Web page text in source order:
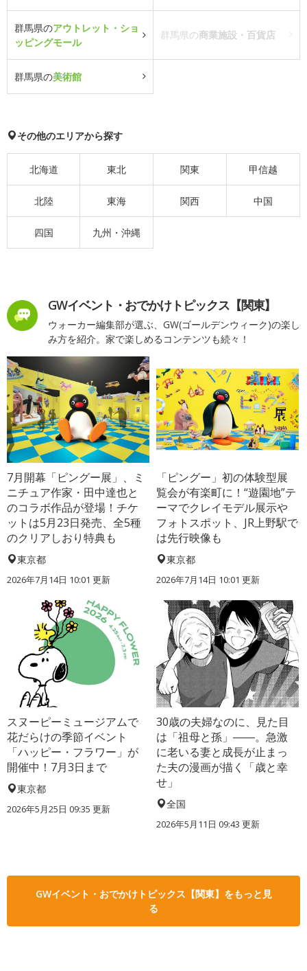
群馬県のアウトレット・ショ
ッピングモール
群馬県の商業施設・百貨店
群馬県の美術館
その他のエリアから探す
北海道 東北 関東 甲信越
北陸 東海 関西 中国
四国 九州・沖縄
GWイベント・おでかけトピックス【関東】
ウォーカー編集部が選ぶ、GW(ゴールデンウィーク)の楽し
み方を紹介。家で楽しめるコンテンツも続々！
7月開幕「ピングー展」、ミ
ニチュア作家・田中達也と
のコラボ作品が登場！チケ
ットは5月23日発売、全5種
のクリアしおり特典も
東京都
2026年7月14日 10:01 更新
「ピングー」初の体験型展
覧会が有楽町に！“遊園地”テ
ーマでクレイモデル展示や
フォトスポット、JR上野駅で
は先行映像も
東京都
2026年7月14日 10:01 更新
スヌーピーミュージアムで
花だらけの季節イベント
「ハッピー・フラワー」が
開催中！7月3日まで
東京都
2026年5月25日 09:35 更新
30歳の夫婦なのに、見た目
は「祖母と孫」――。急激
に老いる妻と成長が止まっ
た夫の漫画が描く「歳と幸
せ」
全国
2026年5月11日 09:43 更新
GWイベント・おでかけトピックス【関東】をもっと見
る